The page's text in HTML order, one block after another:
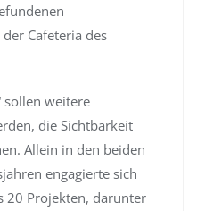
Cafeteria des
sollen weitere
die Sichtbarkeit
Allein in den beiden
engagierte sich
20 Projekten, darunter